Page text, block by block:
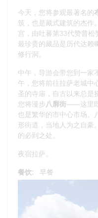
今天，您将参观最著名的
筑，也是藏式建筑的杰作
宫，由吐蕃第33代赞普
最珍贵的藏品是历代达赖
修行洞。
中午，导游会带您到一家
午，您将前往拉萨老城中
圣的寺庙，自古以来总是
您将漫步八廓街——这里既
也是繁华的市中心市场。
形街道，当地人为之自豪
的必到之处。
夜宿拉萨。
餐饮: 早餐